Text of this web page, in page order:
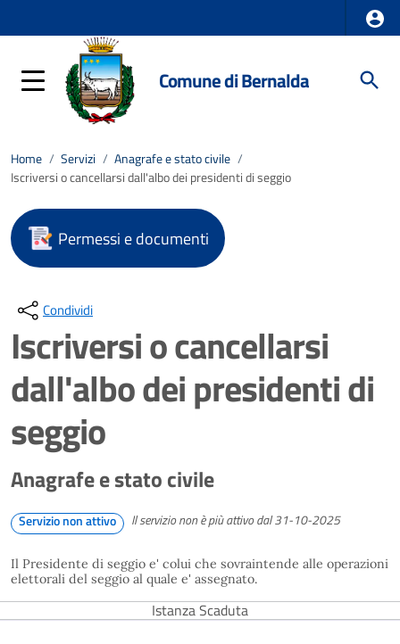
Comune di Bernalda
Home / Servizi / Anagrafe e stato civile /
Iscriversi o cancellarsi dall'albo dei presidenti di seggio
Permessi e documenti
Condividi
Iscriversi o cancellarsi
dall'albo dei presidenti di
seggio
Anagrafe e stato civile
Servizio non attivo Il servizio non è più attivo dal 31-10-2025
Il Presidente di seggio e' colui che sovraintende alle operazioni
elettorali del seggio al quale e' assegnato.
Istanza Scaduta